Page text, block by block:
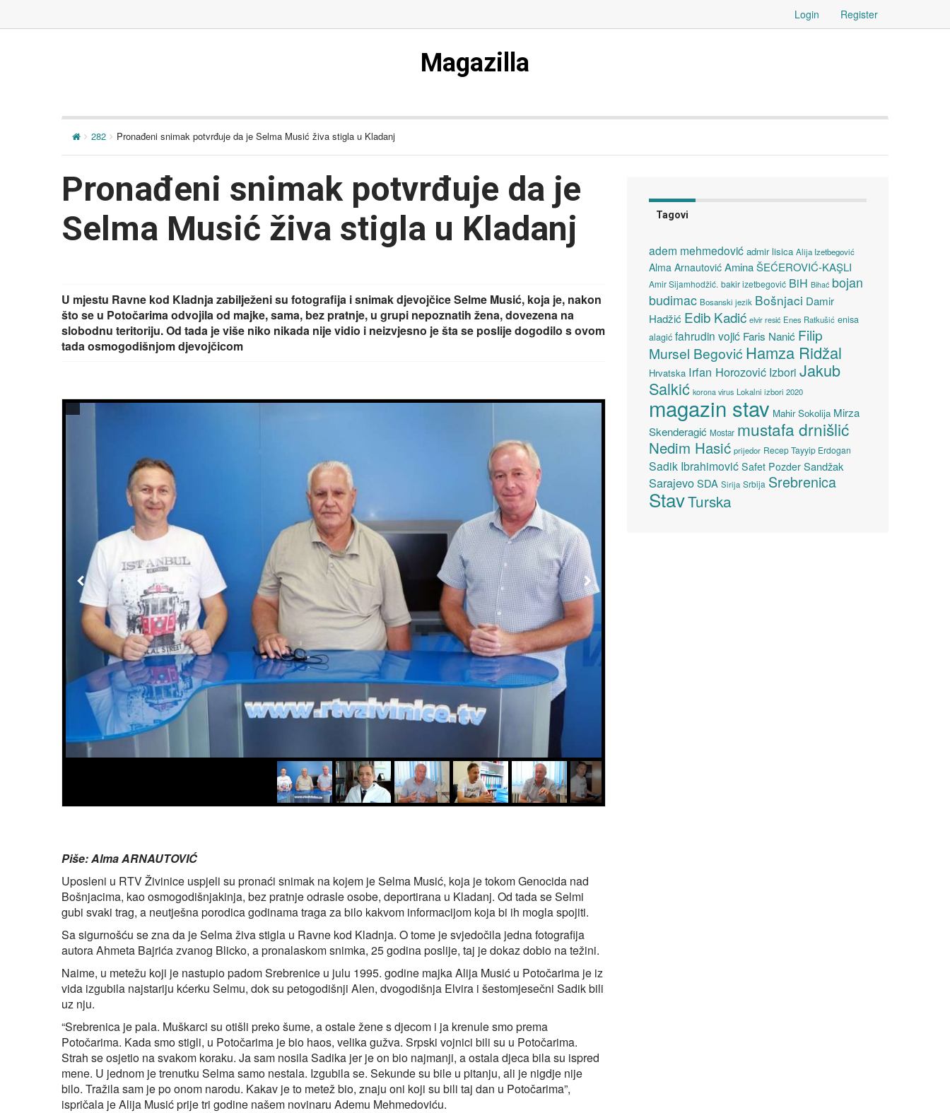
Login Register
Magazilla
282 Pronađeni snimak potvrđuje da je Selma Musić živa stigla u Kladanj
Pronađeni snimak potvrđuje da je
Selma Musić živa stigla u Kladanj
U mjestu Ravne kod Kladnja zabilježeni su fotografija i snimak djevojčice Selme Musić, koja je, nakon
što se u Potočarima odvojila od majke, sama, bez pratnje, u grupi nepoznatih žena, dovezena na
slobodnu teritoriju. Od tada je više niko nikada nije vidio i neizvjesno je šta se poslije dogodilo s ovom
tada osmogodišnjom djevojčicom
Piše: Alma ARNAUTOVIĆ
Uposleni u RTV Živinice uspjeli su pronaći snimak na kojem je Selma Musić, koja je tokom Genocida nad
Bošnjacima, kao osmogodišnjakinja, bez pratnje odrasle osobe, deportirana u Kladanj. Od tada se Selmi
gubi svaki trag, a neutješna porodica godinama traga za bilo kakvom informacijom koja bi ih mogla spojiti.
Sa sigurnošću se zna da je Selma živa stigla u Ravne kod Kladnja. O tome je svjedočila jedna fotografija
autora Ahmeta Bajrića zvanog Blicko, a pronalaskom snimka, 25 godina poslije, taj je dokaz dobio na težini.
Naime, u metežu koji je nastupio padom Srebrenice u julu 1995. godine majka Alija Musić u Potočarima je iz
vida izgubila najstariju kćerku Selmu, dok su petogodišnji Alen, dvogodišnja Elvira i šestomjesečni Sadik bili
uz nju.
“Srebrenica je pala. Muškarci su otišli preko šume, a ostale žene s djecom i ja krenule smo prema
Potočarima. Kada smo stigli, u Potočarima je bio haos, velika gužva. Srpski vojnici bili su u Potočarima.
Strah se osjetio na svakom koraku. Ja sam nosila Sadika jer je on bio najmanji, a ostala djeca bila su ispred
mene. U jednom je trenutku Selma samo nestala. Izgubila se. Sekunde su bile u pitanju, ali je nigdje nije
bilo. Tražila sam je po onom narodu. Kakav je to metež bio, znaju oni koji su bili taj dan u Potočarima”,
ispričala je Alija Musić prije tri godine našem novinaru Ademu Mehmedoviću.
Tagovi
adem mehmedović admir lisica Alija Izetbegović
Alma Arnautović Amina ŠEĆEROVIĆ-KAŞLI
Amir Sijamhodžić. bakir izetbegović BiH Bihać bojan
budimac Bosanski jezik Bošnjaci Damir
Hadžić Edib Kadić elvir resić Enes Ratkušić enisa
alagić fahrudin vojić Faris Nanić Filip
Mursel Begović Hamza Ridžal
Hrvatska Irfan Horozović Izbori Jakub
Salkić korona virus Lokalni izbori 2020
magazin stav Mahir Sokolija Mirza
Skenderagić Mostar mustafa drnišlić
Nedim Hasić prijedor Recep Tayyip Erdogan
Sadik Ibrahimović Safet Pozder Sandžak
SarajevoSDA Sirija Srbija Srebrenica
StavTurska